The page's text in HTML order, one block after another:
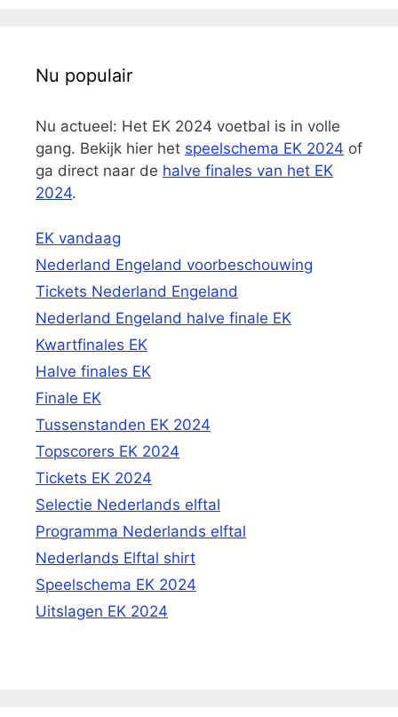
Nu populair
Nu actueel: Het EK 2024 voetbal is in volle
gang. Bekijk hier het speelschema EK 2024 of
ga direct naar de halve finales van het EK
2024.
EK vandaag
Nederland Engeland voorbeschouwing
Tickets Nederland Engeland
Nederland Engeland halve finale EK
Kwartfinales EK
Halve finales EK
Finale EK
Tussenstanden EK 2024
Topscorers EK 2024
Tickets EK 2024
Selectie Nederlands elftal
Programma Nederlands elftal
Nederlands Elftal shirt
Speelschema EK 2024
Uitslagen EK 2024